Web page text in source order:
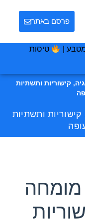
פרסם באתר
|
טיסות
קישוריות ותשתיות
ותשתיות
מומחה